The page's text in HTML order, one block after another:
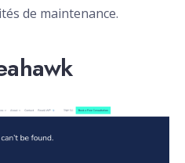
de maintenance.